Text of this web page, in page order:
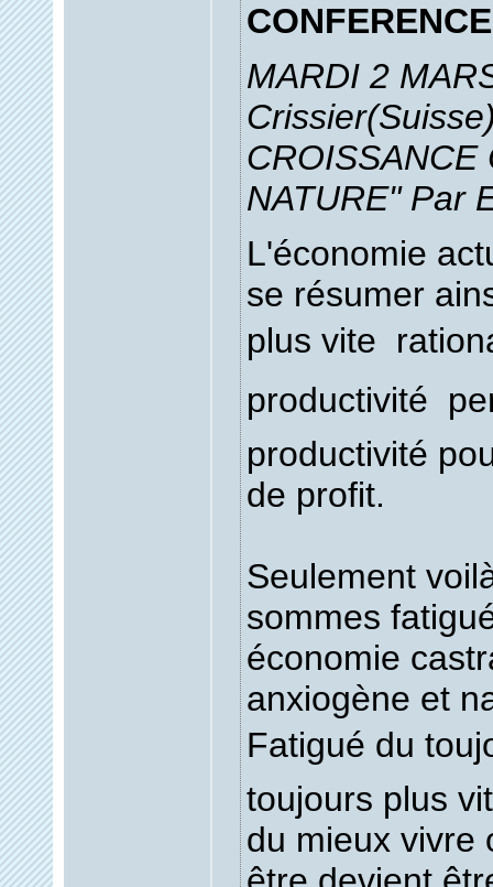
CONFERENCE
MARDI 2
CROISSANCE
NATURE" Par
L'économie
se résumer
plus vite 
productivité 
productivité
de profit.
Seulement
sommes
économie
anxiogène et
Fatigué du
toujours plus
du mieux vivre